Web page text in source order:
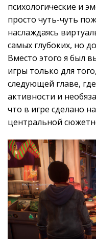
психологические и
просто чуть-чуть
наслаждаясь
самых глубоких, но
Вместо этого я был
игры только для
следующей главе,
активности и
что в игре сделано
центральной